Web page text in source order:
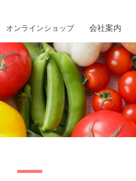
オンラインショップ 会社案内
工場紹介
マエダ商品券 提携